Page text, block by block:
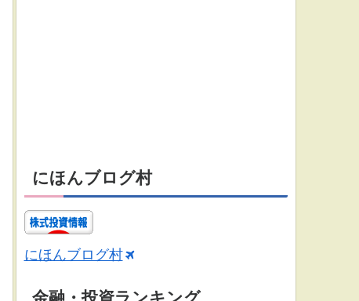
にほんブログ村
にほんブログ村